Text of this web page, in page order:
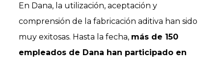
En Dana, la utilización, aceptación y
comprensión de la fabricación aditiva han sido
muy exitosas. Hasta la fecha, más de 150
empleados de Dana han participado en